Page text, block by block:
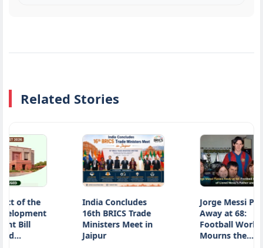
Related Stories
of the
Bill
India Concludes
16th BRICS Trade
Ministers Meet in
Jaipur
Jorge Messi Passes
Away at 68:
Football World
Mourns the…